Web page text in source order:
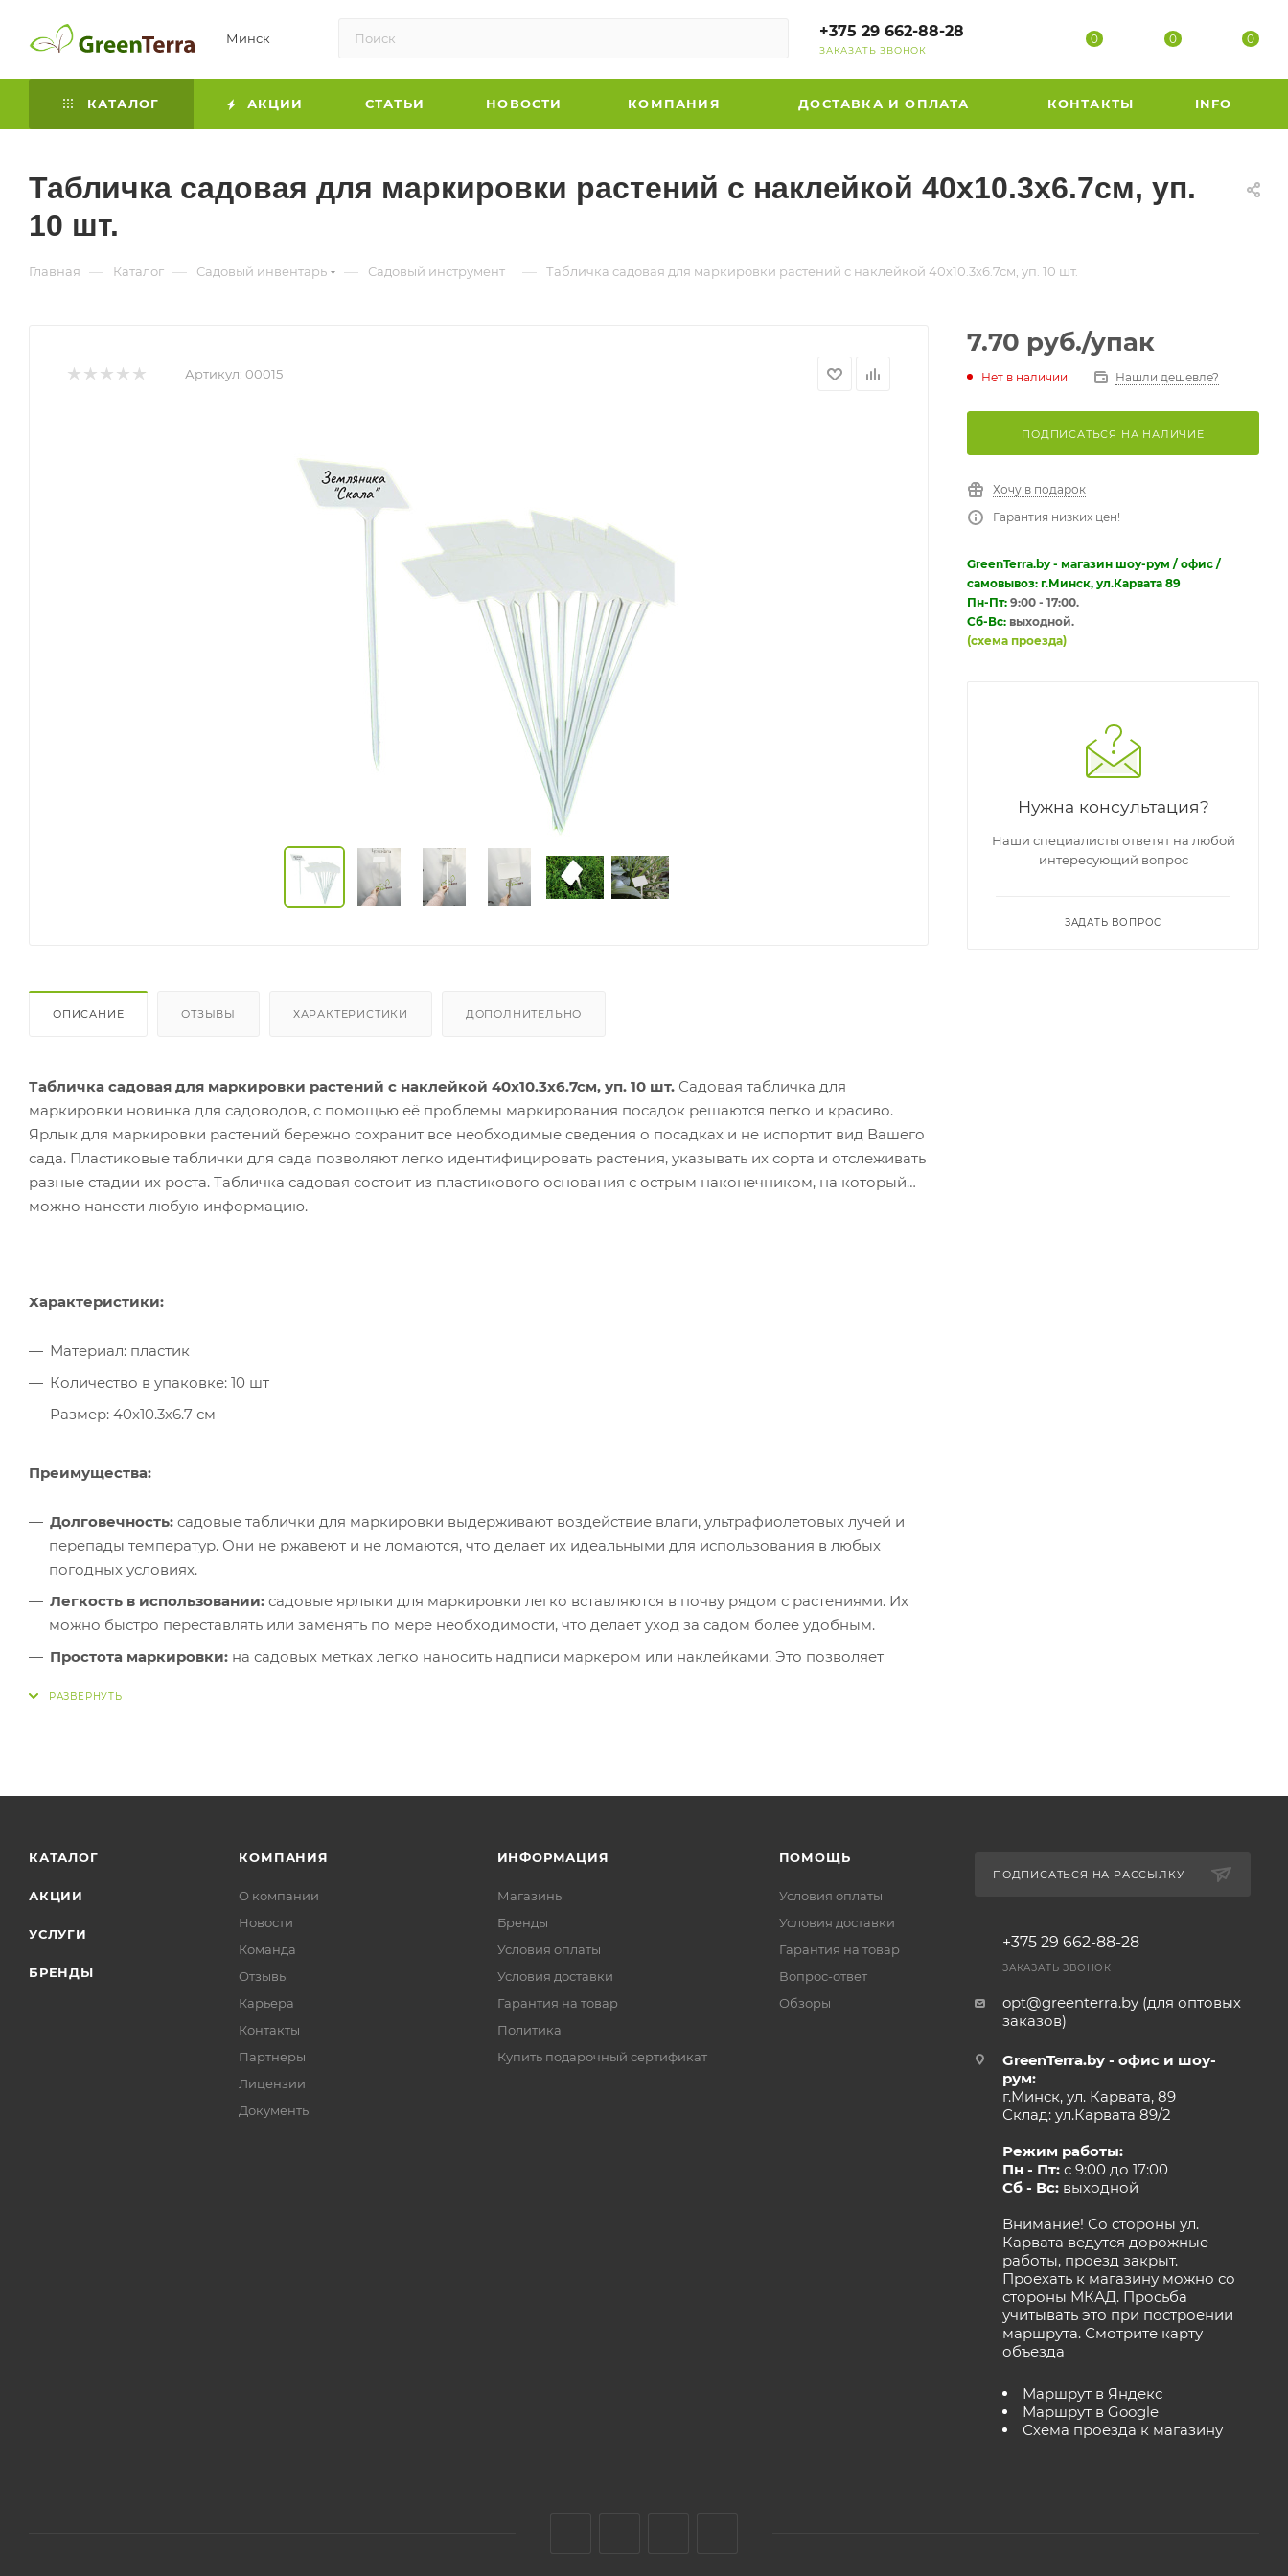
Минск +375 29 662-88-28
ЗАКАЗАТЬ ЗВОНОК
0 0 0
КАТАЛОГ АКЦИИ СТАТЬИ НОВОСТИ КОМПАНИЯ ДОСТАВКА И ОПЛАТА КОНТАКТЫ INFO
Табличка садовая для маркировки растений с наклейкой 40х10.3х6.7см, уп.
10 шт.
Главная — Каталог — Садовый инвентарь — Садовый инструмент — Табличка садовая для маркировки растений с наклейкой 40х10.3х6.7см, уп. 10 шт.
Артикул: 00015
ОПИСАНИЕ ОТЗЫВЫ ХАРАКТЕРИСТИКИ ДОПОЛНИТЕЛЬНО
Табличка садовая для маркировки растений с наклейкой 40х10.3х6.7см, уп. 10 шт. Садовая табличка для
маркировки новинка для садоводов, с помощью её проблемы маркирования посадок решаются легко и красиво.
Ярлык для маркировки растений бережно сохранит все необходимые сведения о посадках и не испортит вид Вашего
сада. Пластиковые таблички для сада позволяют легко идентифицировать растения, указывать их сорта и отслеживать
разные стадии их роста. Табличка садовая состоит из пластикового основания с острым наконечником, на который
можно нанести любую информацию.
Характеристики:
Материал: пластик
Количество в упаковке: 10 шт
Размер: 40х10.3х6.7 см
Преимущества:
Долговечность: садовые таблички для маркировки выдерживают воздействие влаги, ультрафиолетовых лучей и
перепады температур. Они не ржавеют и не ломаются, что делает их идеальными для использования в любых
погодных условиях.
Легкость в использовании: садовые ярлыки для маркировки легко вставляются в почву рядом с растениями. Их
можно быстро переставлять или заменять по мере необходимости, что делает уход за садом более удобным.
Простота маркировки: на садовых метках легко наносить надписи маркером или наклейками. Это позволяет
7.70 руб./упак
Нет в наличии Нашли дешевле?
ПОДПИСАТЬСЯ НА НАЛИЧИЕ
Хочу в подарок
Гарантия низких цен!
GreenTerra.by - магазин шоу-рум / офис /
самовывоз: г.Минск, ул.Карвата 89
Пн-Пт: 9:00 - 17:00.
Сб-Вс: выходной.
(схема проезда)
Нужна консультация?
Наши специалисты ответят на любой
интересующий вопрос
ЗАДАТЬ ВОПРОС
КАТАЛОГ
АКЦИИ
УСЛУГИ
БРЕНДЫ
КОМПАНИЯ
О компании
Новости
Команда
Отзывы
Карьера
Контакты
Партнеры
Лицензии
Документы
ИНФОРМАЦИЯ
Магазины
Бренды
Условия оплаты
Условия доставки
Гарантия на товар
Политика
Купить подарочный сертификат
ПОМОЩЬ
Условия оплаты
Условия доставки
Гарантия на товар
Вопрос-ответ
Обзоры
ПОДПИСАТЬСЯ НА РАССЫЛКУ
+375 29 662-88-28
ЗАКАЗАТЬ ЗВОНОК
opt@greenterra.by (для оптовых
заказов)
GreenTerra.by - офис и шоу-
рум:
г.Минск, ул. Карвата, 89
Склад: ул.Карвата 89/2
Режим работы:
Пн - Пт:с 9:00 до 17:00
Сб - Вс:выходной
Внимание! Со стороны ул.
Карвата ведутся дорожные
работы, проезд закрыт.
Проехать к магазину можно со
стороны МКАД. Просьба
учитывать это при построении
маршрута. Смотрите карту
объезда
Маршрут в Яндекс
Маршрут в Google
Схема проезда к магазину